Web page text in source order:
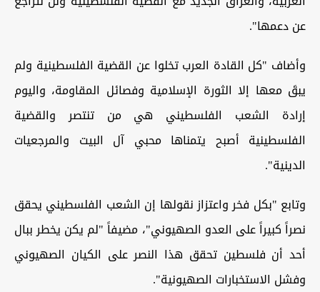
عن دعمها".
وأضاف "كل القادة العرب تخلوا عن القضية الفلسطينية ولم
يبقَ معها إلا الثورة الإسلامية وفصائل المقاومة، واليوم
إرادة الشعب الفلسطيني هي من تنتصر والقضية
الفلسطينية أصبح يتمناها محبي آل البيت والمرجعيات
الدينية".
وتابع "بكل فخر واعتزاز نقولها إن الشعب الفلسطيني يحقق
نصراً كبيراً على العدو الصهيوني"، مضيفاً "لم يكن يخطر ببال
أحد أن فلسطين تحقق هذا النصر على الكيان الصهيوني
وفشل الاستخبارات الصهيونية".